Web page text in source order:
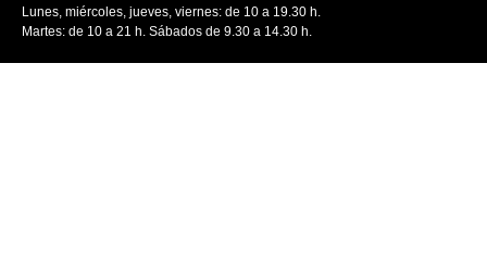
Lunes, miércoles, jueves, viernes: de 10 a 19.30 h.
Martes: de 10 a 21 h. Sábados de 9.30 a 14.30 h.